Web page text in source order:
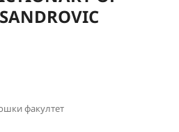
факултет